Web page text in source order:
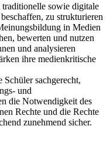
sowie digitale
zu strukturieren
in Medien
bewerten und nutzen
und analysieren
ihre medienkritische
sachgerecht,
und
die Notwendigkeit des
Rechte und die Rechte
zunehmend sicher.